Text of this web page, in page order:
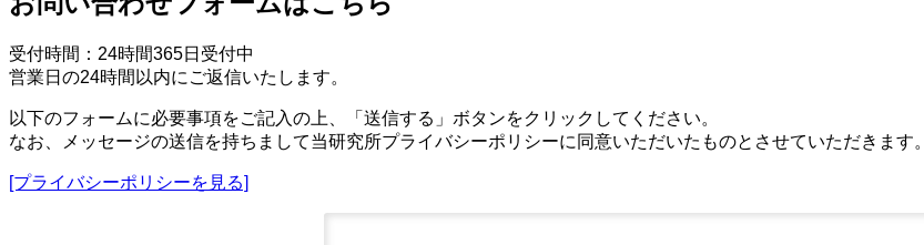
受付時間：24時間365日受付中
営業日の24時間以内にご返信いたします。
以下のフォームに必要事項をご記入の上、「送信する」ボタンをクリックしてください。
なお、メッセージの送信を持ちまして当研究所プライバシーポリシーに同意いただいたものとさせていただきます。
[プライバシーポリシーを見る]